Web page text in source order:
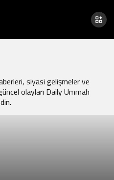
Afrika
Haberleri
siyasi gelişmeler ve
olayları Daily Ummah